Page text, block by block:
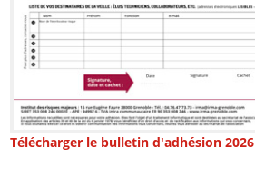
Télécharger le bulletin d'adhésion 2026